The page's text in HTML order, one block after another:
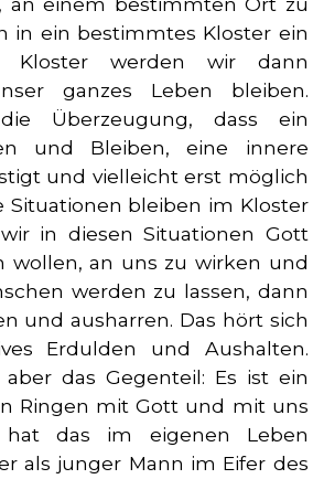
in ein bestimmtes Kloster ein
werden wir dann
ganzes Leben bleiben.
Überzeugung, dass ein
und Bleiben, eine innere
und vielleicht erst möglich
Situationen bleiben im Kloster
in diesen Situationen Gott
wollen, an uns zu wirken und
werden zu lassen, dann
und ausharren. Das hört sich
Erdulden und Aushalten.
das Gegenteil: Es ist ein
Ringen mit Gott und mit uns
hat das im eigenen Leben
als junger Mann im Eifer des